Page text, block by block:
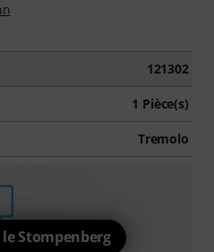
121302
1 Pièce(s)
Tremolo
Stompenberg